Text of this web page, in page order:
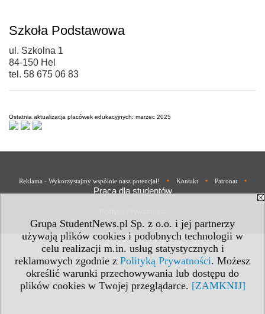
Grupa StudentNews.pl Sp. z o.o. i jej partnerzy
używają plików cookies i podobnych technologii w
celu realizacji m.in. usług statystycznych i
reklamowych zgodnie z Polityką Prywatności. Możesz
określić warunki przechowywania lub dostępu do
plików cookies w Twojej przeglądarce. [ZAMKNIJ]
Szkoła Podstawowa
ul. Szkolna 1
84-150 Hel
tel. 58 675 06 83
Ostatnia aktualizacja placówek edukacyjnych: marzec 2025
Reklama - Wykorzystajmy wspólnie nasz potencjał! • Kontakt • Patronat •
Praca dla studentów